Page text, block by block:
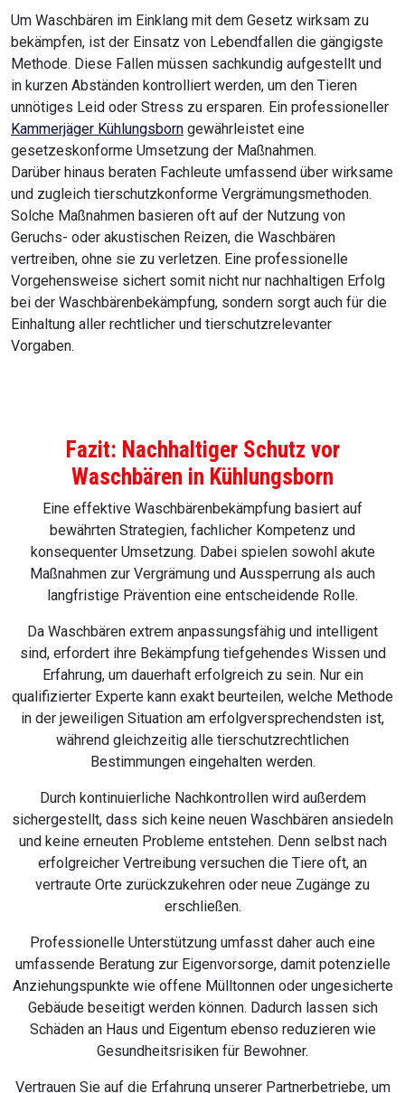
Um Waschbären im Einklang mit dem Gesetz wirksam zu
bekämpfen, ist der Einsatz von Lebendfallen die gängigste
Methode. Diese Fallen müssen sachkundig aufgestellt und
in kurzen Abständen kontrolliert werden, um den Tieren
unnötiges Leid oder Stress zu ersparen. Ein professioneller
Kammerjäger Kühlungsborn gewährleistet eine
gesetzeskonforme Umsetzung der Maßnahmen.
Darüber hinaus beraten Fachleute umfassend über wirksame
und zugleich tierschutzkonforme Vergrämungsmethoden.
Solche Maßnahmen basieren oft auf der Nutzung von
Geruchs- oder akustischen Reizen, die Waschbären
vertreiben, ohne sie zu verletzen. Eine professionelle
Vorgehensweise sichert somit nicht nur nachhaltigen Erfolg
bei der Waschbärenbekämpfung, sondern sorgt auch für die
Einhaltung aller rechtlicher und tierschutzrelevanter
Vorgaben.
Fazit: Nachhaltiger Schutz vor
Waschbären in Kühlungsborn
Eine effektive Waschbärenbekämpfung basiert auf
bewährten Strategien, fachlicher Kompetenz und
konsequenter Umsetzung. Dabei spielen sowohl akute
Maßnahmen zur Vergrämung und Aussperrung als auch
langfristige Prävention eine entscheidende Rolle.
Da Waschbären extrem anpassungsfähig und intelligent
sind, erfordert ihre Bekämpfung tiefgehendes Wissen und
Erfahrung, um dauerhaft erfolgreich zu sein. Nur ein
qualifizierter Experte kann exakt beurteilen, welche Methode
in der jeweiligen Situation am erfolgversprechendsten ist,
während gleichzeitig alle tierschutzrechtlichen
Bestimmungen eingehalten werden.
Durch kontinuierliche Nachkontrollen wird außerdem
sichergestellt, dass sich keine neuen Waschbären ansiedeln
und keine erneuten Probleme entstehen. Denn selbst nach
erfolgreicher Vertreibung versuchen die Tiere oft, an
vertraute Orte zurückzukehren oder neue Zugänge zu
erschließen.
Professionelle Unterstützung umfasst daher auch eine
umfassende Beratung zur Eigenvorsorge, damit potenzielle
Anziehungspunkte wie offene Mülltonnen oder ungesicherte
Gebäude beseitigt werden können. Dadurch lassen sich
Schäden an Haus und Eigentum ebenso reduzieren wie
Gesundheitsrisiken für Bewohner.
Vertrauen Sie auf die Erfahrung unserer Partnerbetriebe, um